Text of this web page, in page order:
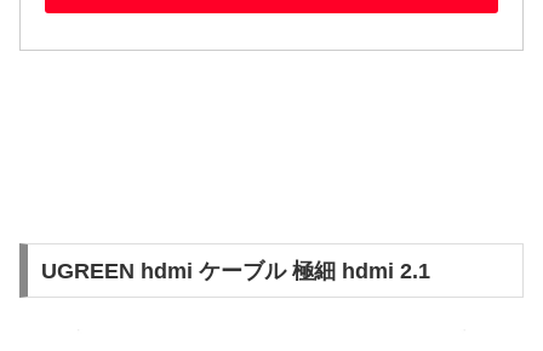
UGREEN hdmi ケーブル 極細 hdmi 2.1